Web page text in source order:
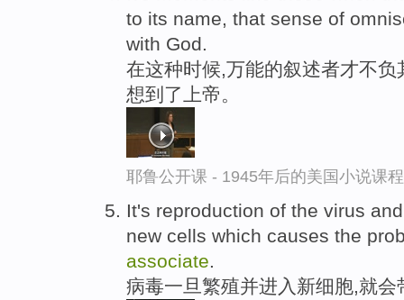
to its name, that sense of
with God.
在这种时候,万能的叙述者才不
想到了上帝。
耶鲁公开课 - 1945年后的美国小说课
It's reproduction of the virus
new cells which causes the
associate.
病毒一旦繁殖并进入新细胞,就